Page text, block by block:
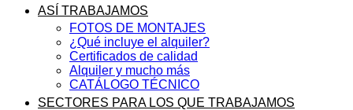
ASÍ TRABAJAMOS
FOTOS DE MONTAJES
¿Qué incluye el alquiler?
Certificados de calidad
Alquiler y mucho más
CATÁLOGO TÉCNICO
SECTORES PARA LOS QUE TRABAJAMOS